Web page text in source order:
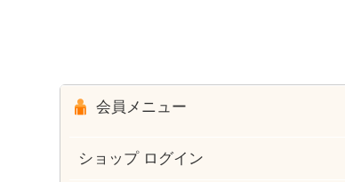
会員メニュー
ショップ ログイン